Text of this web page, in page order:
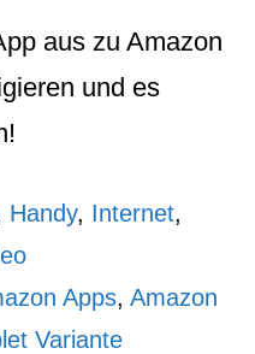
aus zu Amazon
und es
Handy, Internet,
Apps,Amazon
Variante